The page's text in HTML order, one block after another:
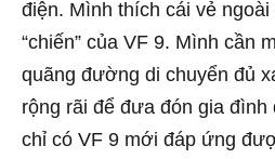
điện. Mình thích cái vẻ
“chiến” của VF 9. Mình cần
quãng đường di chuyển đủ
rộng rãi để đưa đón gia đình
chỉ có VF 9 mới đáp ứng